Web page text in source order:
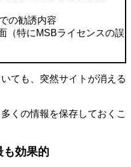
の勧誘内容
（特にMSBライセンスの誤
ても、突然サイトが消える
くの情報を保存しておくこ
も効果的